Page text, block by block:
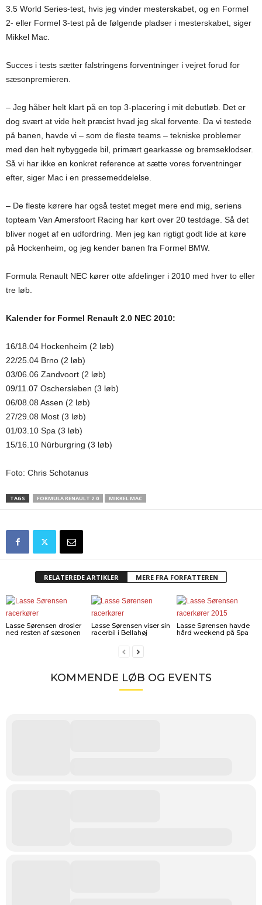
3.5 World Series-test, hvis jeg vinder mesterskabet, og en Formel
2- eller Formel 3-test på de følgende pladser i mesterskabet, siger
Mikkel Mac.
Succes i tests sætter falstringens forventninger i vejret forud for
sæsonpremieren.
– Jeg håber helt klart på en top 3-placering i mit debutløb. Det er
dog svært at vide helt præcist hvad jeg skal forvente. Da vi testede
på banen, havde vi – som de fleste teams – tekniske problemer
med den helt nybyggede bil, primært gearkasse og bremseklodser.
Så vi har ikke en konkret reference at sætte vores forventninger
efter, siger Mac i en pressemeddelelse.
– De fleste kørere har også testet meget mere end mig, seriens
topteam Van Amersfoort Racing har kørt over 20 testdage. Så det
bliver noget af en udfordring. Men jeg kan rigtigt godt lide at køre
på Hockenheim, og jeg kender banen fra Formel BMW.
Formula Renault NEC kører otte afdelinger i 2010 med hver to eller
tre løb.
Kalender for Formel Renault 2.0 NEC 2010:
16/18.04 Hockenheim (2 løb)
22/25.04 Brno (2 løb)
03/06.06 Zandvoort (2 løb)
09/11.07 Oschersleben (3 løb)
06/08.08 Assen (2 løb)
27/29.08 Most (3 løb)
01/03.10 Spa (3 løb)
15/16.10 Nürburgring (3 løb)
Foto: Chris Schotanus
TAGS FORMULA RENAULT 2.0 MIKKEL MAC
RELATEREDE ARTIKLER MERE FRA FORFATTEREN
Lasse Sørensen drosler
ned resten af sæsonen
Lasse Sørensen viser sin
racerbil i Bellahøj
Lasse Sørensen havde
hård weekend på Spa
KOMMENDE LØB OG EVENTS